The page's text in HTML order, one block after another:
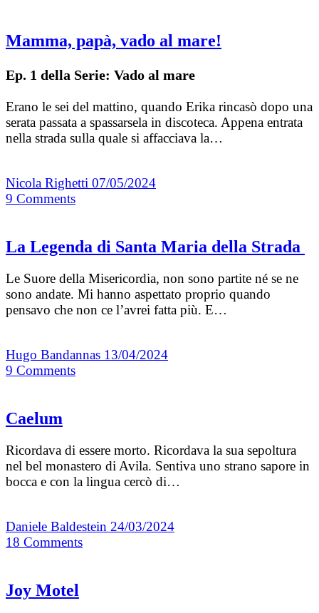
Mamma, papà, vado al mare!
Ep. 1 della Serie: Vado al mare
Erano le sei del mattino, quando Erika rincasò dopo una
serata passata a spassarsela in discoteca. Appena entrata
nella strada sulla quale si affacciava la…
Nicola Righetti 07/05/2024
9 Comments
La Legenda di Santa Maria della Strada
Le Suore della Misericordia, non sono partite né se ne
sono andate. Mi hanno aspettato proprio quando
pensavo che non ce l’avrei fatta più. E…
Hugo Bandannas 13/04/2024
9 Comments
Caelum
Ricordava di essere morto. Ricordava la sua sepoltura
nel bel monastero di Avila. Sentiva uno strano sapore in
bocca e con la lingua cercò di…
Daniele Baldestein 24/03/2024
18 Comments
Joy Motel